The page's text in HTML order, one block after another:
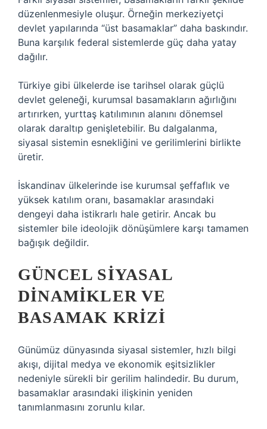
düzenlenmesiyle oluşur. Örneğin merkeziyetçi
devlet yapılarında “üst basamaklar” daha baskındır.
Buna karşılık federal sistemlerde güç daha yatay
dağılır.
Türkiye gibi ülkelerde ise tarihsel olarak güçlü
devlet geleneği, kurumsal basamakların ağırlığını
artırırken, yurttaş katılımının alanını dönemsel
olarak daraltıp genişletebilir. Bu dalgalanma,
siyasal sistemin esnekliğini ve gerilimlerini birlikte
üretir.
İskandinav ülkelerinde ise kurumsal şeffaflık ve
yüksek katılım oranı, basamaklar arasındaki
dengeyi daha istikrarlı hale getirir. Ancak bu
sistemler bile ideolojik dönüşümlere karşı tamamen
bağışık değildir.
GÜNCEL SIYASAL
DINAMIKLER VE
BASAMAK KRIZI
Günümüz dünyasında siyasal sistemler, hızlı bilgi
akışı, dijital medya ve ekonomik eşitsizlikler
nedeniyle sürekli bir gerilim halindedir. Bu durum,
basamaklar arasındaki ilişkinin yeniden
tanımlanmasını zorunlu kılar.